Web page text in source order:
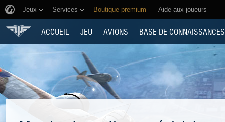
Jeux Services Boutique premium Aide aux joueurs
ACCUEIL JEU AVIONS BASE DE CONNAISSANCES